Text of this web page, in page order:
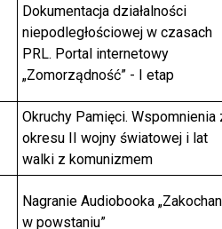
Dokumentacja działalności
niepodległościowej w czasach
PRL. Portal internetowy
„Zomorządność” - I etap
Okruchy Pamięci. Wspomnienia
okresu II wojny światowej i lat
walki z komunizmem
Nagranie Audiobooka
w powstaniu”